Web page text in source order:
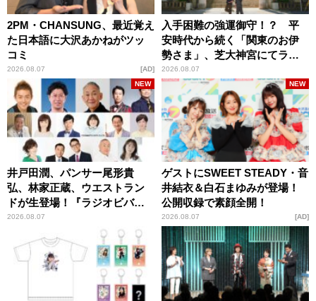
2PM・CHANSUNG、最近覚え
た日本語に大沢あかねがツッ
コミ
2026.08.07 AD
入手困難の強運御守！？ 平
安時代から続く「関東のお伊
勢さま」、芝大神宮にてラン
パンプスが合格祈願！
2026.08.07
井戸田潤、パンサー尾形貴
弘、林家正蔵、ウエストラン
ドが生登場！『ラジオビバリ
ー昼ズ』
2026.08.07
NEW
ゲストにSWEET STEADY・音
井結衣＆白石まゆみが登場！
公開収録で素顔全開！
2026.08.07
NEW
AD